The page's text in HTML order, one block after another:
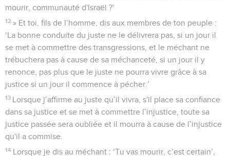
mourir, communauté d'Israël ?’
12 » Et toi, fils de l’homme, dis aux membres de ton peuple :
‘La bonne conduite du juste ne le délivrera pas, si un jour il
se met à commettre des transgressions, et le méchant ne
trébuchera pas à cause de sa méchanceté, si un jour il y
renonce, pas plus que le juste ne pourra vivre grâce à sa
justice si un jour il commence à pécher.’
13 Lorsque j’affirme au juste qu’il vivra, s'il place sa confiance
dans sa justice et se met à commettre l’injustice, toute sa
justice passée sera oubliée et il mourra à cause de l’injustice
qu'il a commise.
14 Lorsque je dis au méchant : ‘Tu vas mourir, c’est certain’,